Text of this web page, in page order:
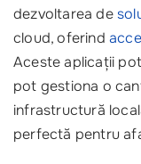
dezvoltarea de
cloud, oferind
Aceste aplicații
pot gestiona o
infrastructură
perfectă pentru